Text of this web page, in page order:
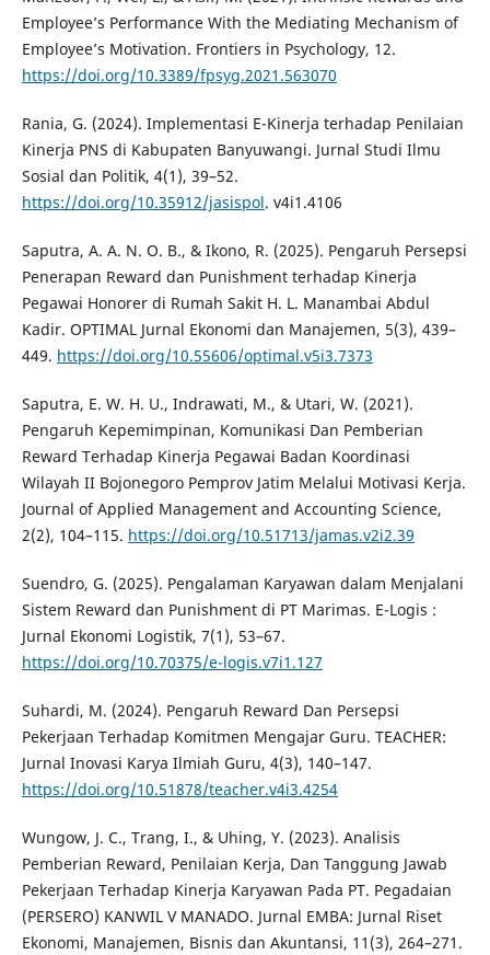
Employee’s Performance With the Mediating Mechanism of
Employee’s Motivation. Frontiers in Psychology, 12.
https://doi.org/10.3389/fpsyg.2021.563070
Rania, G. (2024). Implementasi E-Kinerja terhadap Penilaian
Kinerja PNS di Kabupaten Banyuwangi. Jurnal Studi Ilmu
Sosial dan Politik, 4(1), 39–52.
https://doi.org/10.35912/jasispol. v4i1.4106
Saputra, A. A. N. O. B., & Ikono, R. (2025). Pengaruh Persepsi
Penerapan Reward dan Punishment terhadap Kinerja
Pegawai Honorer di Rumah Sakit H. L. Manambai Abdul
Kadir. OPTIMAL Jurnal Ekonomi dan Manajemen, 5(3), 439–
449. https://doi.org/10.55606/optimal.v5i3.7373
Saputra, E. W. H. U., Indrawati, M., & Utari, W. (2021).
Pengaruh Kepemimpinan, Komunikasi Dan Pemberian
Reward Terhadap Kinerja Pegawai Badan Koordinasi
Wilayah II Bojonegoro Pemprov Jatim Melalui Motivasi Kerja.
Journal of Applied Management and Accounting Science,
2(2), 104–115. https://doi.org/10.51713/jamas.v2i2.39
Suendro, G. (2025). Pengalaman Karyawan dalam Menjalani
Sistem Reward dan Punishment di PT Marimas. E-Logis :
Jurnal Ekonomi Logistik, 7(1), 53–67.
https://doi.org/10.70375/e-logis.v7i1.127
Suhardi, M. (2024). Pengaruh Reward Dan Persepsi
Pekerjaan Terhadap Komitmen Mengajar Guru. TEACHER:
Jurnal Inovasi Karya Ilmiah Guru, 4(3), 140–147.
https://doi.org/10.51878/teacher.v4i3.4254
Wungow, J. C., Trang, I., & Uhing, Y. (2023). Analisis
Pemberian Reward, Penilaian Kerja, Dan Tanggung Jawab
Pekerjaan Terhadap Kinerja Karyawan Pada PT. Pegadaian
(PERSERO) KANWIL V MANADO. Jurnal EMBA: Jurnal Riset
Ekonomi, Manajemen, Bisnis dan Akuntansi, 11(3), 264–271.